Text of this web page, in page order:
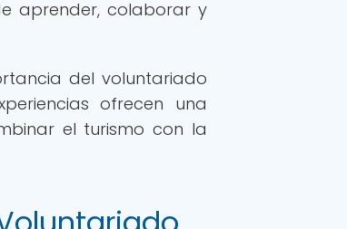
aprender, colaborar y
del voluntariado
ofrecen una
el turismo con la